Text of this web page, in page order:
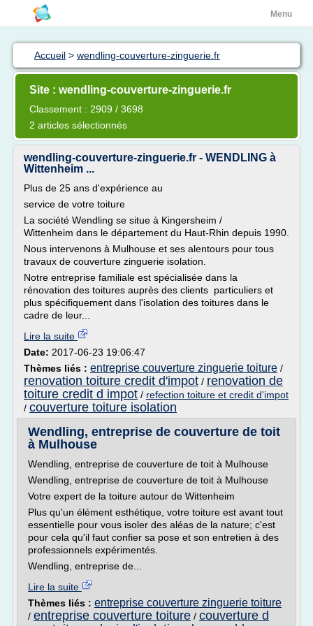
Menu
Accueil > wendling-couverture-zinguerie.fr
Site : wendling-couverture-zinguerie.fr
Classement : 2909 / 3698
2 articles sélectionnés
wendling-couverture-zinguerie.fr - WENDLING à
Wittenheim ...
Plus de 25 ans d'expérience au
service de votre toiture
La société Wendling se situe à Kingersheim /
Wittenheim dans le département du Haut-Rhin depuis 1990.
Nous intervenons à Mulhouse et ses alentours pour tous
travaux de couverture zinguerie isolation.
Notre entreprise familiale est spécialisée dans la
rénovation des toitures auprès des clients particuliers et
plus spécifiquement dans l'isolation des toitures dans le
cadre de leur...
Lire la suite
Date: 2017-06-23 19:06:47
Thèmes liés : entreprise couverture zinguerie toiture /
renovation toiture credit d'impot / renovation de
toiture credit d impot / refection toiture et credit d'impot
/ couverture toiture isolation
Wendling, entreprise de couverture de toit
à Mulhouse
Wendling, entreprise de couverture de toit à Mulhouse
Wendling, entreprise de couverture de toit à Mulhouse
Votre expert de la toiture autour de Wittenheim
Plus qu'un élément esthétique, votre toiture est avant tout
essentielle pour vous isoler des aléas de la nature; c'est
pour cela qu'il faut confier sa pose et son entretien à des
professionnels expérimentés.
Wendling, entreprise de...
Lire la suite
Thèmes liés : entreprise couverture zinguerie toiture
/ entreprise couverture toiture / couverture d